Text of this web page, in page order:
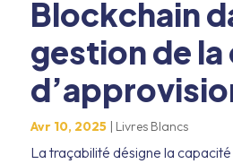
Blockchain
gestion de la
Avr 10, 2025| Livres Blancs
La traçabilité désigne la